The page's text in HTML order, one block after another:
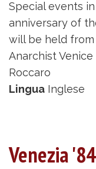
'84
is
back!
Special events
anniversary of
will be held from
Anarchist
Roccaro
Lingua Inglese
Venezia